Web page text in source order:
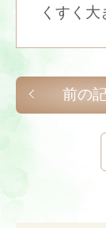
くすく
前の